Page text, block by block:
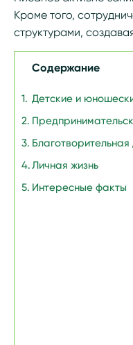
Кроме того,
структурами,
Содержание
Детские и
Благотворительная
Личная жизнь
Интересные факты